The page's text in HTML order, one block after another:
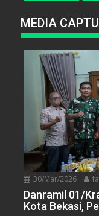
MEDIA
30/Mar/2026
Danramil 01/
Kota Bekasi,